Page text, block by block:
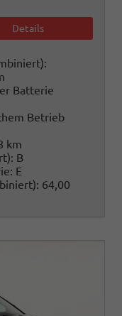
Details
Batterie
Betrieb
km
B
E
64,00